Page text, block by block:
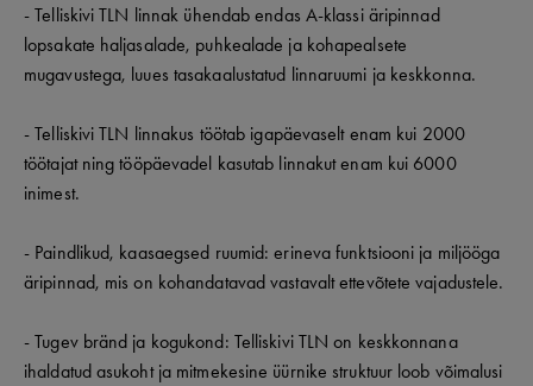
- Telliskivi TLN linnak ühendab endas A-klassi äripinnad
lopsakate haljasalade, puhkealade ja kohapealsete
mugavustega, luues tasakaalustatud linnaruumi ja keskkonna.
- Telliskivi TLN linnakus töötab igapäevaselt enam kui 2000
töötajat ning tööpäevadel kasutab linnakut enam kui 6000
inimest.
- Paindlikud, kaasaegsed ruumid: erineva funktsiooni ja miljööga
äripinnad, mis on kohandatavad vastavalt ettevõtete vajadustele.
- Tugev bränd ja kogukond: Telliskivi TLN on keskkonnana
ihaldatud asukoht ja mitmekesine üürnike struktuur loob võimalusi